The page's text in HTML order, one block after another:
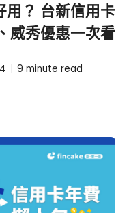
用？ 台新信用卡
威秀優惠一次看
9 minute read